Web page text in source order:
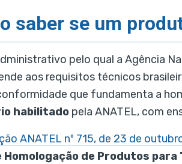
saber se um
pelo qual a Agência
aos requisitos técnicos
que fundamenta a
habilitado pela ANATEL, com
ANATEL nº 715, de 23 de
de Produtos para